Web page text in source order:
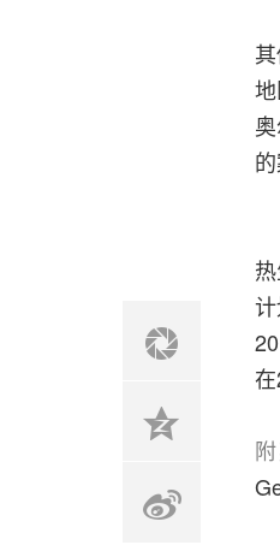
的